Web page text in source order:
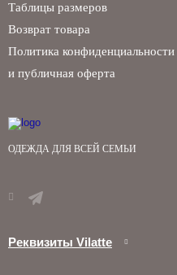
ОДЕЖДА ДЛЯ ВСЕЙ СЕМЬИ
Реквизиты Vilatte
Таблицы размеров
Возврат товара
Политика конфиденциальности
и публичная оферта